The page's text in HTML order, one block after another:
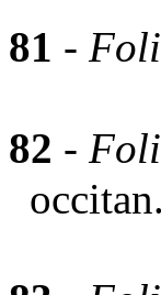
81 -
82 -
occitan.